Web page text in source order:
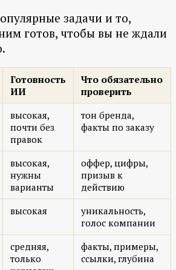
задачи и то,
готов, чтобы вы не ждали
Готовность
ИИ
Что обязательно
проверить
высокая,
почти без
правок
тон бренда,
факты по заказу
высокая,
нужны
варианты
оффер, цифры,
призыв к
действию
высокая
уникальность,
голос компании
средняя,
только
факты, примеры,
ссылки, глубина